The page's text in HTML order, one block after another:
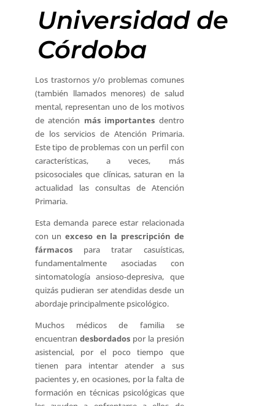
Universidad de
Córdoba
Los trastornos y/o problemas comunes
(también llamados menores) de salud
mental, representan uno de los motivos
de atención más importantes dentro
de los servicios de Atención Primaria.
Este tipo de problemas con un perfil con
características, a veces, más
psicosociales que clínicas, saturan en la
actualidad las consultas de Atención
Primaria.
Esta demanda parece estar relacionada
con unexceso en la prescripción de
fármacos para tratar casuísticas,
fundamentalmente asociadas con
sintomatología ansioso-depresiva, que
quizás pudieran ser atendidas desde un
abordaje principalmente psicológico.
Muchos médicos de familia se
encuentran desbordados por la presión
asistencial, por el poco tiempo que
tienen para intentar atender a sus
pacientes y, en ocasiones, por la falta de
formación en técnicas psicológicas que